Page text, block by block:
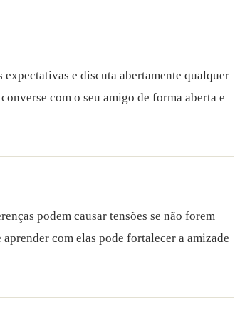
expectativas e discuta abertamente qualquer
com o seu amigo de forma aberta e
podem causar tensões se não forem
com elas pode fortalecer a amizade